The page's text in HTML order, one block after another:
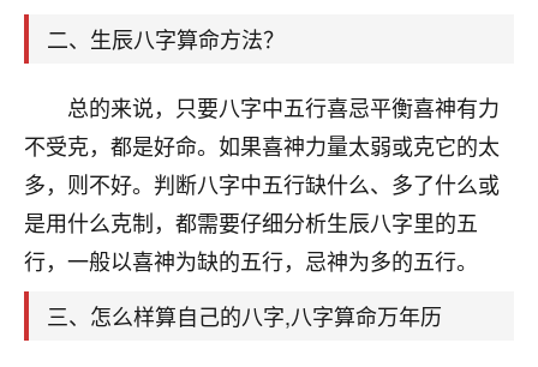
二、生辰八字算命方法？
总的来说，只要八字中五行喜忌平衡喜神有力
不受克，都是好命。如果喜神力量太弱或克它的太
多，则不好。判断八字中五行缺什么、多了什么或
是用什么克制，都需要仔细分析生辰八字里的五
行，一般以喜神为缺的五行，忌神为多的五行。
三、怎么样算自己的八字,八字算命万年历
平安是福：我也是每年找老师化太岁，看年
卦，认识老师3年了，都是缘分啊！
17分钟前 来自湖北 19
心若莲花
我是做餐饮的，这两年，生意屡屡受挫，店开一家关
一家，要么生意不好，生意好的就出事。前些年攒的
家底快败光了，真是倒霉！我也想找人看看到底怎么
回事？
鹿森：你可以找老师看看，人有时不服命不行